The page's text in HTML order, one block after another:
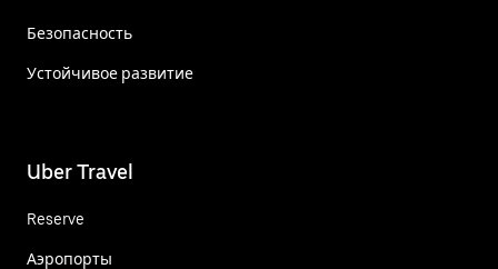
Безопасность
Устойчивое развитие
Uber Travel
Reserve
Аэропорты